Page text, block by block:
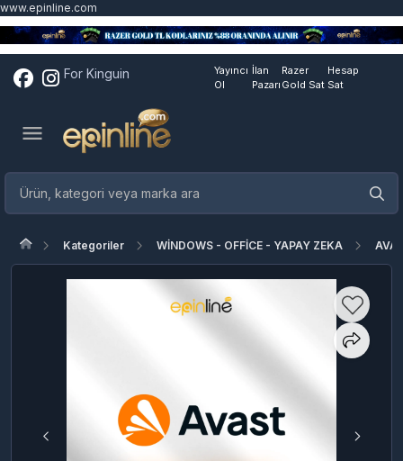
www.epinline.com
For Kinguin
Yayıncı
Ol
İlan
Pazarı
Razer
Gold Sat
Hesap
Sat
Kategoriler WİNDOWS - OFFİCE - YAPAY ZEKA